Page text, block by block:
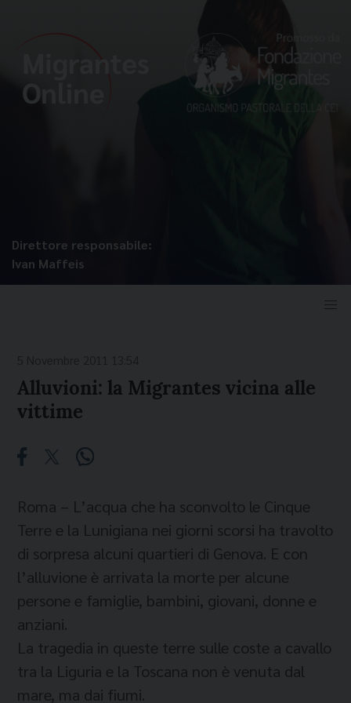
Direttore responsabile:
Ivan Maffeis
Alluvioni: la Migrantes vicina alle
vittime
Roma – L’acqua che ha sconvolto le Cinque
Terre e la Lunigiana nei giorni scorsi ha travolto
di sorpresa alcuni quartieri di Genova. E con
l’alluvione è arrivata la morte per alcune
persone e famiglie, bambini, giovani, donne e
anziani.
La tragedia in queste terre sulle coste a cavallo
tra la Liguria e la Toscana non è venuta dal
mare, ma dai fiumi.